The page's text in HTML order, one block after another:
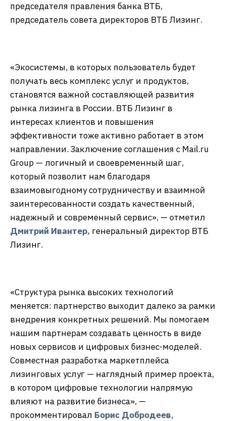
председателя правления банка ВТБ,
председатель совета директоров ВТБ Лизинг.
«Экосистемы, в которых пользователь будет
получать весь комплекс услуг и продуктов,
становятся важной составляющей развития
рынка лизинга в России. ВТБ Лизинг в
интересах клиентов и повышения
эффективности тоже активно работает в этом
направлении. Заключение соглашения с Mail.ru
Group — логичный и своевременный шаг,
который позволит нам благодаря
взаимовыгодному сотрудничеству и взаимной
заинтересованности создать качественный,
надежный и современный сервис», — отметил
Дмитрий Ивантер, генеральный директор ВТБ
Лизинг.
«Структура рынка высоких технологий
меняется: партнерство выходит далеко за рамки
внедрения конкретных решений. Мы помогаем
нашим партнерам создавать ценность в виде
новых сервисов и цифровых бизнес-моделей.
Совместная разработка маркетплейса
лизинговых услуг — наглядный пример проекта,
в котором цифровые технологии напрямую
влияют на развитие бизнеса», —
прокомментировал Борис Добродеев,